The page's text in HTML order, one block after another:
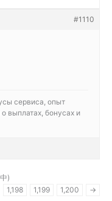
#1110
сервиса, опыт
выплатах, бонусах и
)
1,198 1,199 1,200 →